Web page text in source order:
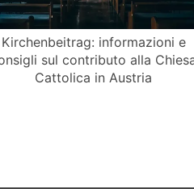
Kirchenbeitrag: informazioni e
sul contributo alla
Cattolica in Austria